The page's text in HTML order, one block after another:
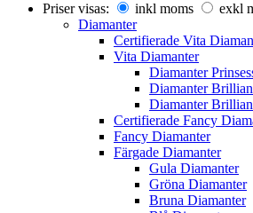
Priser visas: inkl moms
exkl
Diamanter
Certifierade Vita
Vita Diamanter
Diamanter
Diamanter
Diamanter
Certifierade Fancy
Fancy Diamanter
Färgade Diamanter
Gula Diamanter
Gröna Diamanter
Bruna Diamanter